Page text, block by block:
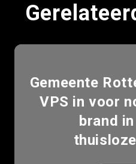
Gemeente
VPS in voor
brand